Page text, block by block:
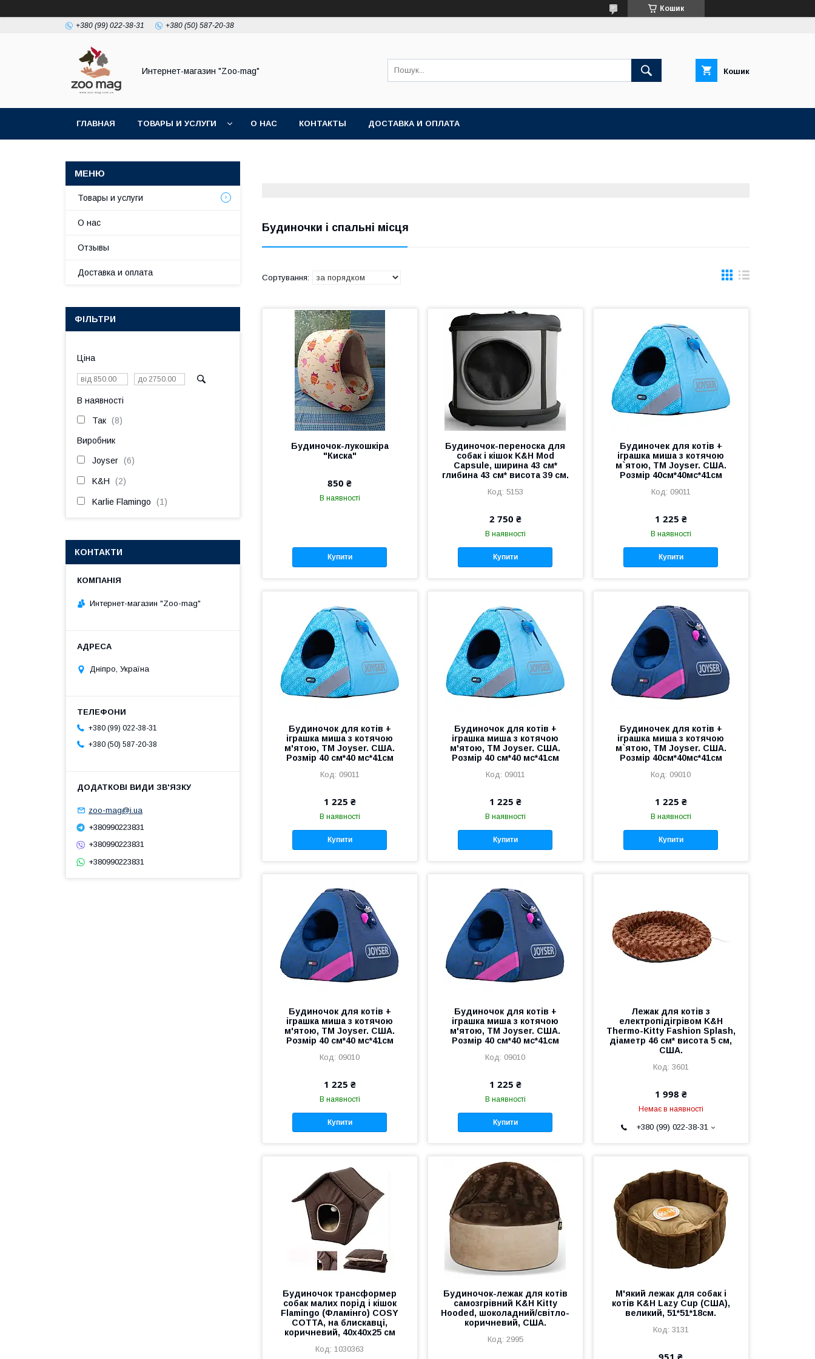
Кошик
+380 (99) 022-38-31 +380 (50) 587-20-38
Интернет-магазин "Zoo-mag" Кошик
ГЛАВНАЯ ТОВАРЫ И УСЛУГИ О НАС КОНТАКТЫ ДОСТАВКА И ОПЛАТА
Будиночки і спальні місця
Будиночок-лукошкіра
"Киска"
850 ₴
В наявності
Купити
Будиночок-переноска для
собак і кішок K&H Mod
Capsule, ширина 43 см*
глибина 43 см* висота 39 см.
5153
2 750 ₴
В наявності
Купити
Будиночек для котів +
іграшка миша з котячою
м`ятою, ТМ Joyser. США.
Розмір 40см*40мс*41см
09011
1 225 ₴
В наявності
Купити
Будиночок для котів +
іграшка миша з котячою
м'ятою, ТМ Joyser. США.
Розмір 40 см*40 мс*41см
09011
1 225 ₴
В наявності
Купити
Будиночок для котів +
іграшка миша з котячою
м'ятою, ТМ Joyser. США.
Розмір 40 см*40 мс*41см
09011
1 225 ₴
В наявності
Купити
Будиночек для котів +
іграшка миша з котячою
м`ятою, ТМ Joyser. США.
Розмір 40см*40мс*41см
09010
1 225 ₴
В наявності
Купити
Будиночок для котів +
іграшка миша з котячою
м'ятою, ТМ Joyser. США.
Розмір 40 см*40 мс*41см
09010
1 225 ₴
В наявності
Купити
Будиночок для котів +
іграшка миша з котячою
м'ятою, ТМ Joyser. США.
Розмір 40 см*40 мс*41см
09010
1 225 ₴
В наявності
Купити
Лежак для котів з
електропідігрівом K&H
Thermo-Kitty Fashion Splash,
діаметр 46 см* висота 5 см,
США.
3601
1 998 ₴
Немає в наявності
+380 (99) 022-38-31
Будиночок трансформер
собак малих порід і кішок
Flamingo (Фламінго) COSY
COTTA, на блискавці,
коричневий, 40х40х25 см
1030363
Будиночок-лежак для котів
самозгрівний K&H Kitty
Hooded, шоколадний/світло-
коричневий, США.
2995
М'який лежак для собак і
котів K&H Lazy Cup (США),
великий, 51*51*18см.
3131
Товары и услуги
О нас
Отзывы
Доставка и оплата
ФІЛЬТРИ
Ціна
В наявності
Так 8
Виробник
Joyser 6
K&H 2
Karlie Flamingo 1
КОНТАКТИ
Интернет-магазин "Zoo-mag"
Дніпро, Україна
+380 (99) 022-38-31
+380 (50) 587-20-38
zoo-mag@i.ua
+380990223831
+380990223831
+380990223831